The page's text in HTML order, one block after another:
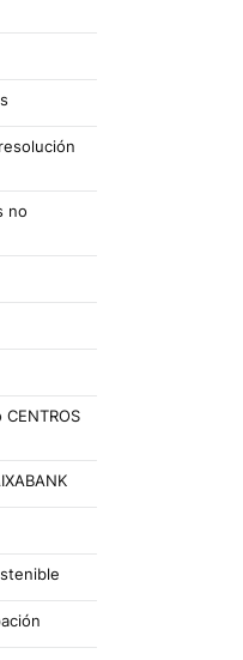
no